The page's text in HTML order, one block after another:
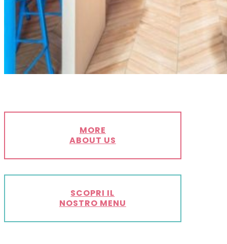
MORE
ABOUT US
SCOPRI IL
NOSTRO MENU